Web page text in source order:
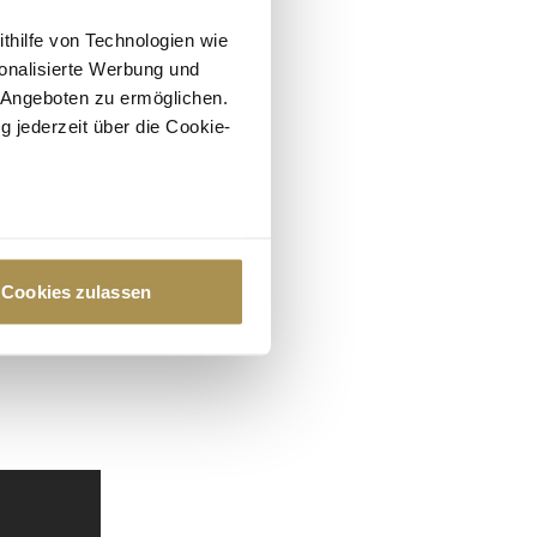
von Technologien wie
Werbung und
zu ermöglichen.
jederzeit über die Cookie-
Präferenzen im
Cookies zulassen